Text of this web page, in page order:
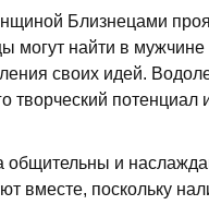
Близнецами
могут найти в
своих идей.
творческий потенциал
общительны и
вместе, поскольку